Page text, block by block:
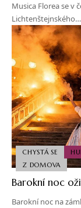
Musica Florea se v
Lichtenštejnského…
CHYSTÁ SE
Z DOMOVA
Barokní noc
Barokní noc na